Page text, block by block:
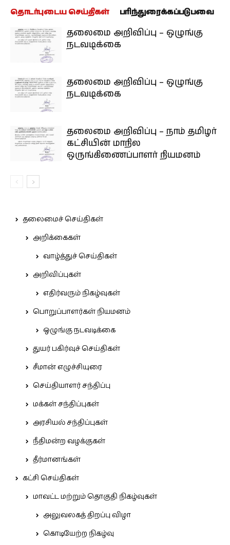
தொடர்புடைய செய்திகள் பரிந்துரைக்கப்படுபவை
தலைமை அறிவிப்பு – ஒழுங்கு
நடவடிக்கை
தலைமை அறிவிப்பு – ஒழுங்கு
நடவடிக்கை
தலைமை அறிவிப்பு – நாம் தமிழர்
கட்சியின் மாநில
ஒருங்கிணைப்பாளர் நியமனம்
தலைமைச் செய்திகள்
அறிக்கைகள்
வாழ்த்துச் செய்திகள்
அறிவிப்புகள்
எதிர்வரும் நிகழ்வுகள்
பொறுப்பாளர்கள் நியமனம்
ஒழுங்கு நடவடிக்கை
துயர் பகிர்வுச் செய்திகள்
சீமான் எழுச்சியுரை
செய்தியாளர் சந்திப்பு
மக்கள் சந்திப்புகள்
அரசியல் சந்திப்புகள்
நீதிமன்ற வழக்குகள்
தீர்மானங்கள்
கட்சி செய்திகள்
மாவட்ட மற்றும் தொகுதி நிகழ்வுகள்
அலுவலகத் திறப்பு விழா
கொடியேற்ற நிகழ்வு